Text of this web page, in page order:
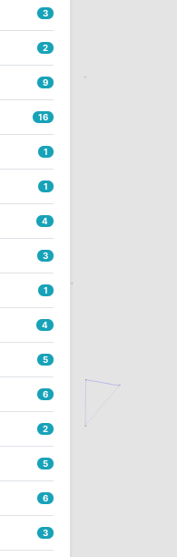
3
2
9
16
1
1
4
3
1
4
5
6
2
5
6
3